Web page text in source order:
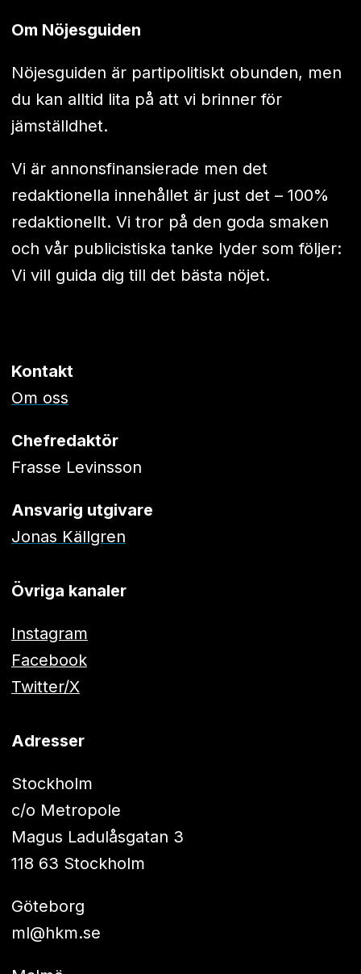
Om Nöjesguiden
Nöjesguiden är partipolitiskt obunden, men
du kan alltid lita på att vi brinner för
jämställdhet.
Vi är annonsfinansierade men det
redaktionella innehållet är just det – 100%
redaktionellt. Vi tror på den goda smaken
och vår publicistiska tanke lyder som följer:
Vi vill guida dig till det bästa nöjet.
Kontakt
Om oss
Chefredaktör
Frasse Levinsson
Ansvarig utgivare
Jonas Källgren
Övriga kanaler
Instagram
Facebook
Twitter/X
Adresser
Stockholm
c/o Metropole
Magus Ladulåsgatan 3
118 63 Stockholm
Göteborg
ml@hkm.se